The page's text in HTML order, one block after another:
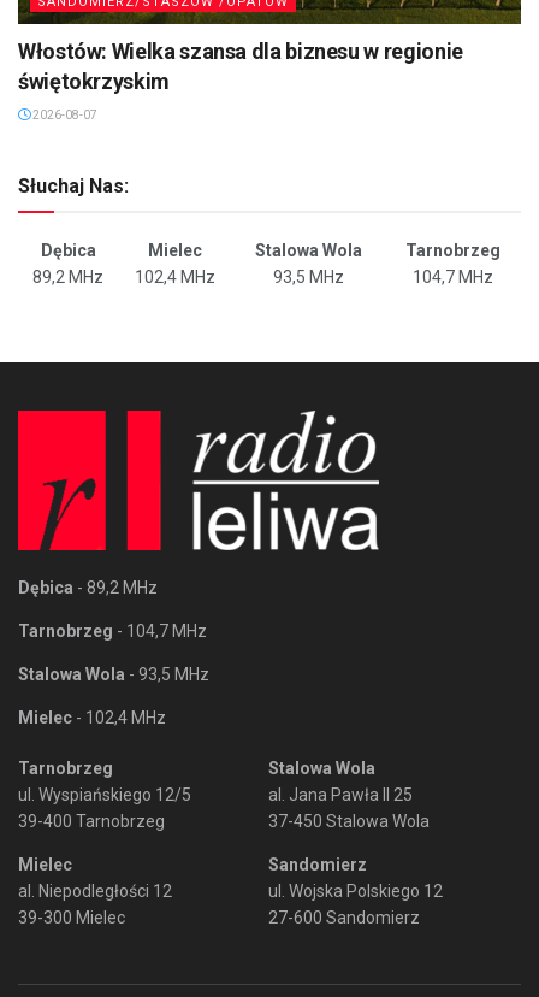
Włostów: Wielka szansa dla biznesu w regionie
świętokrzyskim
2026-08-07
Słuchaj Nas:
Dębica Mielec Stalowa Wola
Tarnobrzeg
89,2 MHz
102,4 MHz 93,5 MHz 104,7 MHz
Dębica - 89,2 MHz
Tarnobrzeg - 104,7 MHz
Stalowa Wola - 93,5 MHz
Mielec - 102,4 MHz
Tarnobrzeg
ul. Wyspiańskiego 12/5
39-400 Tarnobrzeg
Mielec
al. Niepodległości 12
39-300 Mielec
Stalowa Wola
al. Jana Pawła II 25
37-450 Stalowa Wola
Sandomierz
ul. Wojska Polskiego 12
27-600 Sandomierz